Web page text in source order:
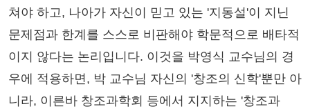
쳐야 하고, 나아가 자신이 믿고 있는 '지동설'이 지닌
문제점과 한계를 스스로 비판해야 학문적으로 배타적
이지 않다는 논리입니다. 이것을 박영식 교수님의 경
우에 적용하면, 박 교수님 자신의 '창조의 신학'뿐만 아
니라, 이른바 창조과학회 등에서 지지하는 '창조과